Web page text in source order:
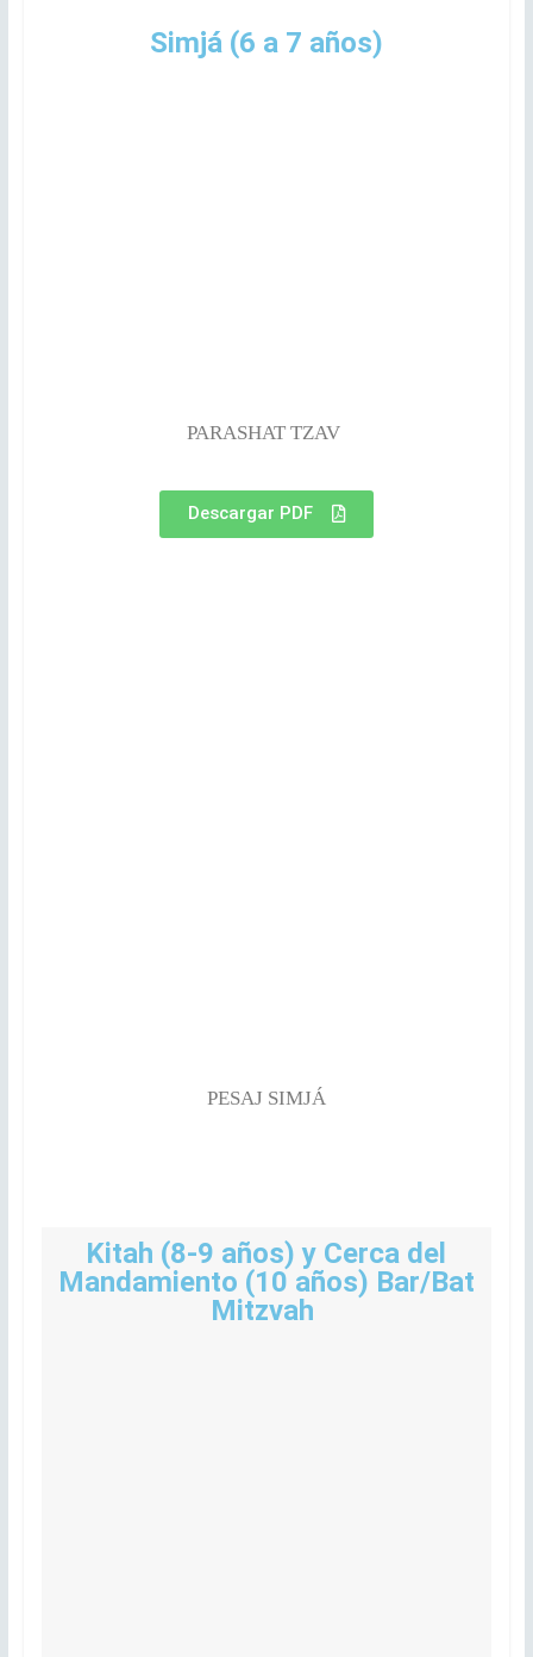
Simjá (6 a 7 años)
PARASHAT TZAV
Descargar PDF
PESAJ SIMJÁ
Kitah (8-9 años) y Cerca del
Mandamiento (10 años) Bar/Bat
Mitzvah ​